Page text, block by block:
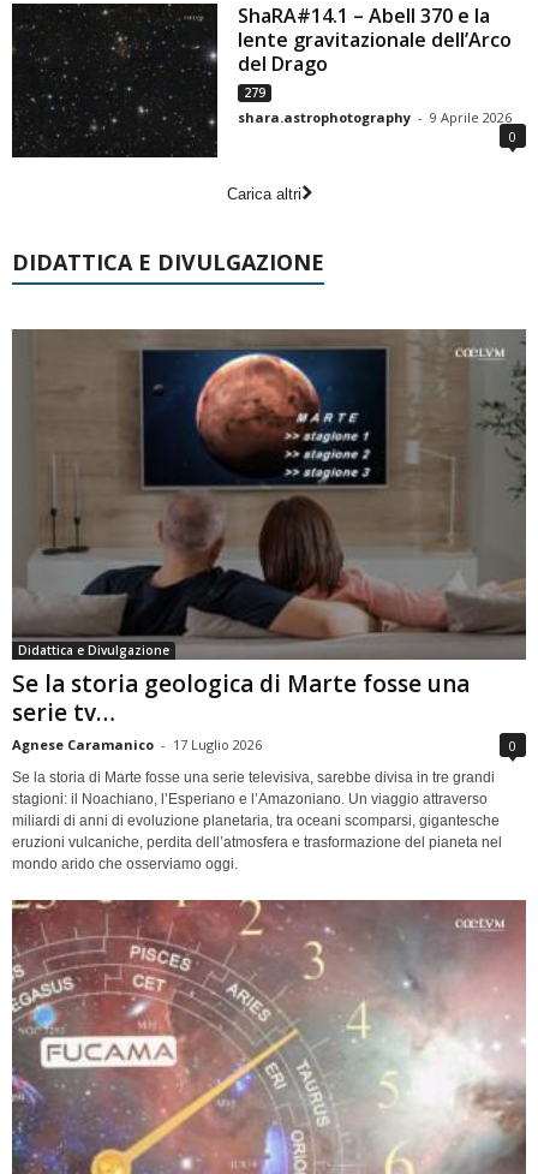
ShaRA#14.1 – Abell 370 e la
lente gravitazionale dell’Arco
del Drago
279
shara.astrophotography - 9 Aprile 2026
0
Carica altri
DIDATTICA E DIVULGAZIONE
Didattica e Divulgazione
Se la storia geologica di Marte fosse una
serie tv…
Agnese Caramanico - 17 Luglio 2026 0
Se la storia di Marte fosse una serie televisiva, sarebbe divisa in tre grandi
stagioni: il Noachiano, l’Esperiano e l’Amazoniano. Un viaggio attraverso
miliardi di anni di evoluzione planetaria, tra oceani scomparsi, gigantesche
eruzioni vulcaniche, perdita dell’atmosfera e trasformazione del pianeta nel
mondo arido che osserviamo oggi.